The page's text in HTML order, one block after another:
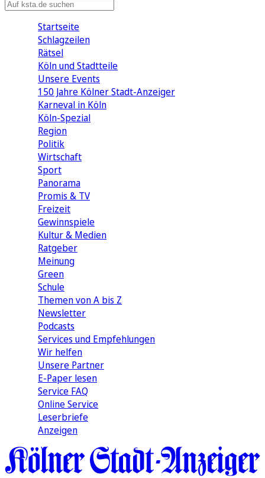
Startseite
Schlagzeilen
Rätsel
Köln und Stadtteile
Unsere Events
150 Jahre Kölner Stadt-Anzeiger
Karneval in Köln
Köln-Spezial
Region
Politik
Wirtschaft
Sport
Panorama
Promis & TV
Freizeit
Gewinnspiele
Kultur & Medien
Ratgeber
Meinung
Green
Schule
Themen von A bis Z
Newsletter
Podcasts
Services und Empfehlungen
Wir helfen
Unsere Partner
E-Paper lesen
Service FAQ
Online Service
Leserbriefe
Anzeigen